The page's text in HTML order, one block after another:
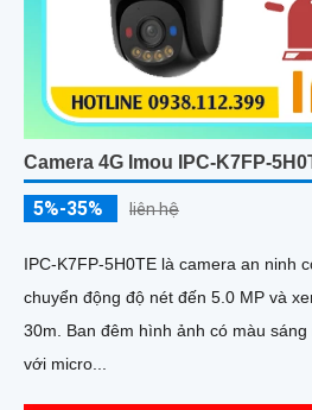
Camera 4G Imou IPC-K7FP-
5%-35% liên hệ
IPC-K7FP-5H0TE là camera an ninh
chuyển động độ nét đến 5.0 MP và
30m. Ban đêm hình ảnh có màu sáng mịn. Công nghệ nổi bật
với micro...